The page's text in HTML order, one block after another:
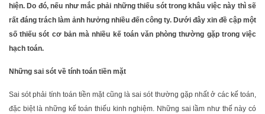
hiện. Do đó, nếu như mắc phải những thiếu sót trong khâu việc này thì sẽ
rất đáng trách làm ảnh hưởng nhiều đến công ty. Dưới đây xin đề cập một
số thiếu sót cơ bản mà nhiều kế toán văn phòng thường gặp trong việc
hạch toán.
Những sai sót về tính toán tiền mặt
Sai sót phải tính toán tiền mặt cũng là sai sót thường gặp nhất ở các kế toán,
đặc biệt là những kế toán thiếu kinh nghiệm. Những sai lầm như thế này có